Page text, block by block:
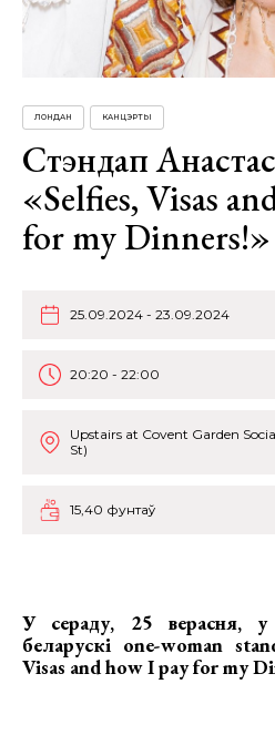
ЛОНДАН КАНЦЭРТЫ
Стэндап
«Selfies, Visas
for my
25.09.2024 - 23.09.2024
20:20 - 22:00
Upstairs at Covent Garden
St)
15,40 фунтаў
У сераду, 25 верасня, у
беларускі one-woman
Visas and how I pay for my